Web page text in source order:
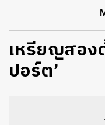
เหรียญสอง
ปอร์ต’